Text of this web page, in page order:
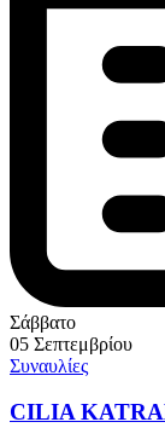
Σάββατο
05 Σεπτεμβρίου
Συναυλίες
CILIA